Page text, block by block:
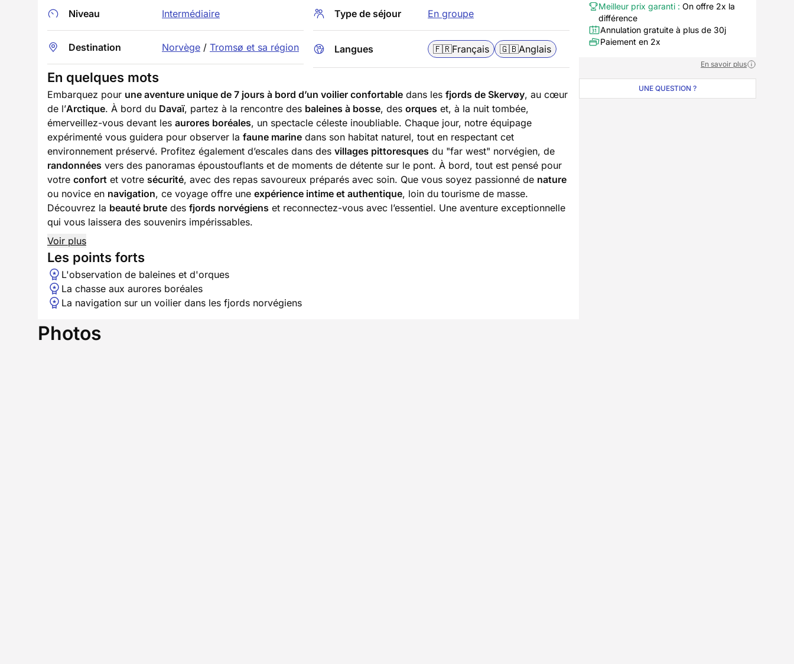
Niveau Intermédiaire
Destination Norvège / Tromsø et sa région
Type de séjour En groupe
Langues 🇫🇷Français 🇬🇧Anglais
En quelques mots
Embarquez pour une aventure unique de 7 jours à bord d’un voilier confortable dans les fjords de Skervøy, au cœur
de l’Arctique. À bord du Davaï, partez à la rencontre des baleines à bosse, des orques et, à la nuit tombée,
émerveillez-vous devant les aurores boréales, un spectacle céleste inoubliable. Chaque jour, notre équipage
expérimenté vous guidera pour observer la faune marine dans son habitat naturel, tout en respectant cet
environnement préservé. Profitez également d’escales dans des villages pittoresques du "far west" norvégien, de
randonnées vers des panoramas époustouflants et de moments de détente sur le pont. À bord, tout est pensé pour
votre confort et votre sécurité, avec des repas savoureux préparés avec soin. Que vous soyez passionné de nature
ou novice en navigation, ce voyage offre une expérience intime et authentique, loin du tourisme de masse.
Découvrez la beauté brute des fjords norvégiens et reconnectez-vous avec l’essentiel. Une aventure exceptionnelle
qui vous laissera des souvenirs impérissables.
Voir plus
Les points forts
L'observation de baleines et d'orques
La chasse aux aurores boréales
La navigation sur un voilier dans les fjords norvégiens
Photos
Meilleur prix garanti : On offre 2x la
différence
Annulation gratuite à plus de 30j
Paiement en 2x
En savoir plus
UNE QUESTION ?